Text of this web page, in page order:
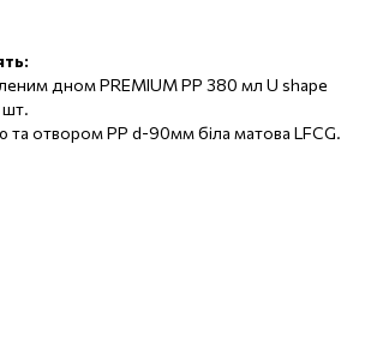
дном PREMIUM PP 380 мл U shape
шт.
та отвором PP d-90мм біла матова LFCG.